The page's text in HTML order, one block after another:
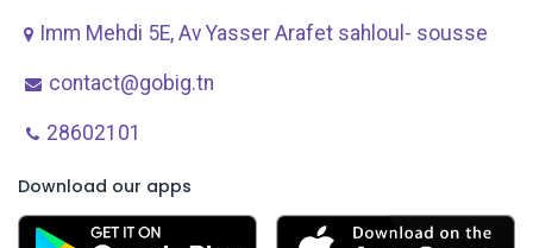
Imm Mehdi 5E, Av ​Yasser Arafet sahloul- sousse
contact@gobig.tn
28602101
Download our apps